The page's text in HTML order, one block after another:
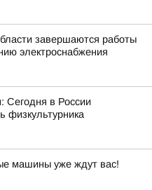
завершаются работы
электроснабжения
Сегодня в России
физкультурника
машины уже ждут вас!